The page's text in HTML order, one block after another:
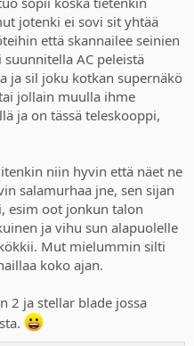
se sopi loreen kun
Mutta sitten on vaikka
Animuksella voi selittää
jotenkin se vie sitä fiilistä että
vihulaisia seinien läpi.
on tavallaan välttämätön osa
muuten paljon työläämpää ja
välttäisi, joten tuo on myös
se myös sujuvoittaa
ne oleelliset ja
jotenki ei sovi sit yhtää
että skannailee seinien
AC peleistä
ja sil joku kotkan supernäkö
jollain muulla ihme
ja on tässä teleskooppi,
niin hyvin että näet ne
salamurhaa jne, sen sijan
esim oot jonkun talon
ja vihu sun alapuolelle
Mut mielummin silti
koko ajan.
2 ja stellar blade jossa